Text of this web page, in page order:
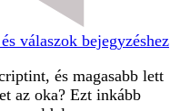
válaszok bejegyzéshez
és magasabb lett
az oka? Ezt inkább